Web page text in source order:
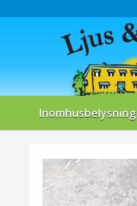
Inomhusbelysning